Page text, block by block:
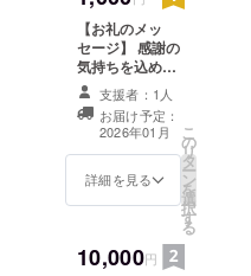
【お礼のメッ
セージ】 感謝の
気持ちを込め
て、お礼のメッ
セージをお送り
します。 このリ
ターンは１００
００円と同じ内
容です
支援者：1人
お届け予定：
2026年01月
詳細を見る
こ
の
リ
タ
ー
ン
を
選
択
す
る
10,000円